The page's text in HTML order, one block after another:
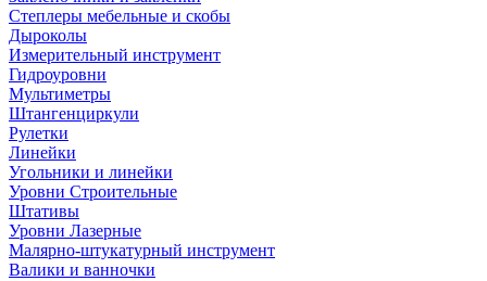
Степлеры мебельные и скобы
Дыроколы
Измерительный инструмент
Гидроуровни
Мультиметры
Штангенциркули
Рулетки
Линейки
Угольники и линейки
Уровни Строительные
Штативы
Уровни Лазерные
Малярно-штукатурный инструмент
Валики и ванночки